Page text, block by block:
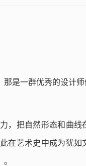
是一群优秀的设计
，把自然形态和曲线
在艺术史中成为犹如